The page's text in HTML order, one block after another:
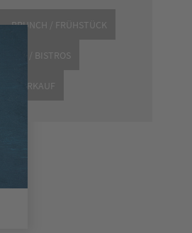
BRUNCH / FRÜHSTÜCK
BARS / BISTROS
WEINVERKAUF